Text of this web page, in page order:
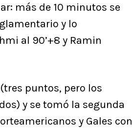
más de 10 minutos se
y lo
al 90’+8 y Ramin
puntos, pero los
y se tomó la segunda
y Gales con